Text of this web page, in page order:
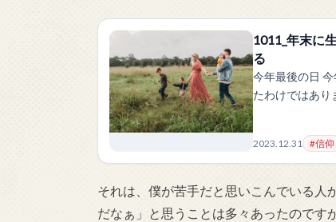
1011_年末に
る
今年最後の日
たわけではあ
2023.12.31 #信仰
それは、僕が苦手だと思いこんでいる人
だなぁ」と思うことは多々あったのです